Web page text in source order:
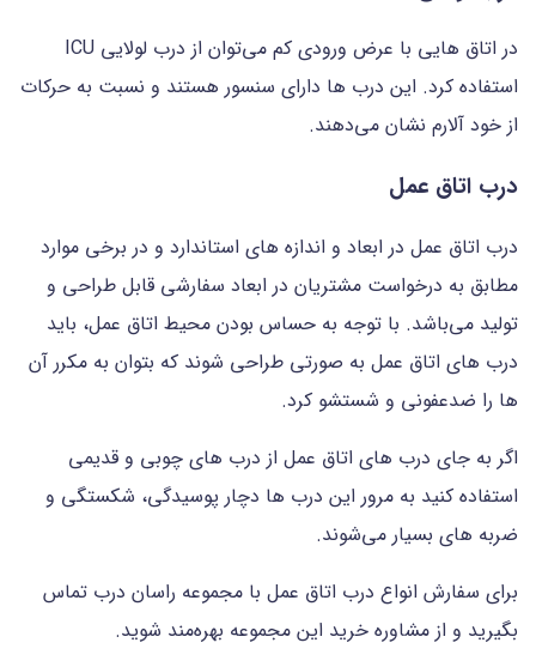
در اتاق هایی با عرض ورودی کم می‌توان از درب لولایی ICU
استفاده کرد. این درب ها دارای سنسور هستند و نسبت به حرکات
از خود آلارم نشان می‌دهند.
درب اتاق عمل
درب اتاق عمل در ابعاد و اندازه های استاندارد و در برخی موارد
مطابق به درخواست مشتریان در ابعاد سفارشی قابل طراحی و
تولید می‌باشد. با توجه به حساس بودن محیط اتاق عمل، باید
درب های اتاق عمل به صورتی طراحی شوند که بتوان به مکرر آن
ها را ضدعفونی و شستشو کرد.
اگر به جای درب های اتاق عمل از درب های چوبی و قدیمی
استفاده کنید به مرور این درب ها دچار پوسیدگی، شکستگی و
ضربه های بسیار می‌شوند.
برای سفارش انواع درب اتاق عمل با مجموعه راسان درب تماس
بگیرید و از مشاوره خرید این مجموعه بهره‌مند شوید.